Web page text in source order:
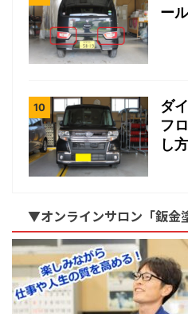
ー
ダ
フ
し方
▼オンラインサロン「鈑金